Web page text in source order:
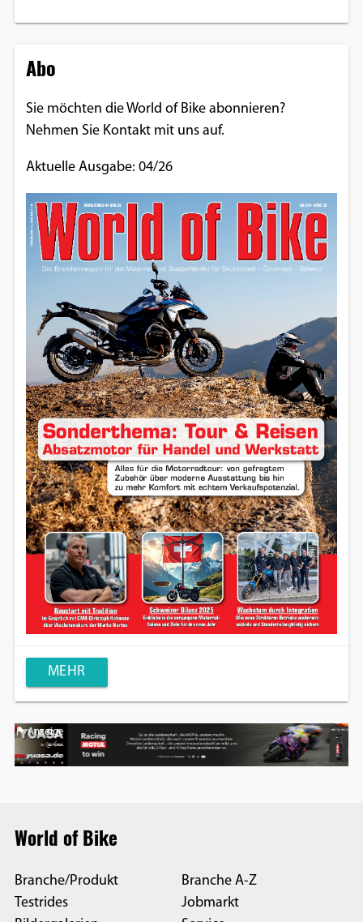
Abo
Sie möchten die World of Bike abonnieren?
Nehmen Sie Kontakt mit uns auf.
Aktuelle Ausgabe: 04/26
MEHR
Anzeige
World of Bike
Branche/Produkt
Testrides
Branche A-Z
Jobmarkt